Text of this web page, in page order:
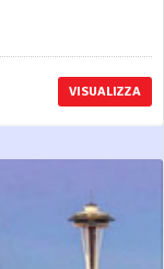
VISUALIZZA